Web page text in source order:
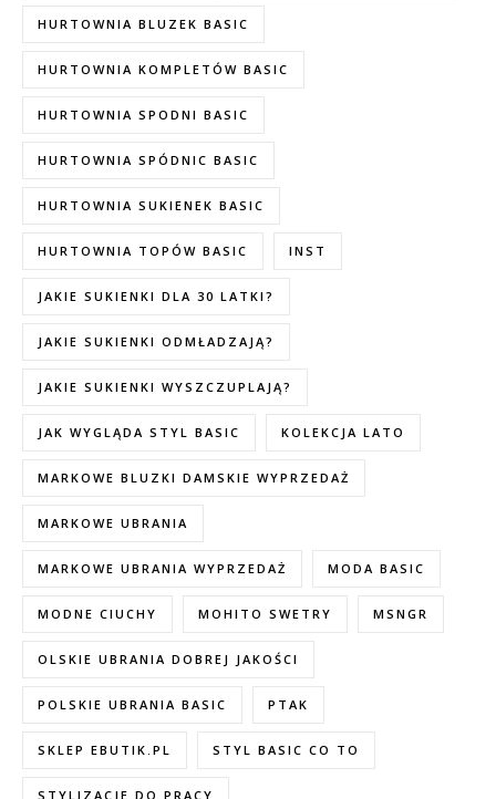
HURTOWNIA BLUZEK BASIC
HURTOWNIA KOMPLETÓW BASIC
HURTOWNIA SPODNI BASIC
HURTOWNIA SPÓDNIC BASIC
HURTOWNIA SUKIENEK BASIC
HURTOWNIA TOPÓW BASIC INST
JAKIE SUKIENKI DLA 30 LATKI?
JAKIE SUKIENKI ODMŁADZAJĄ?
JAKIE SUKIENKI WYSZCZUPLAJĄ?
JAK WYGLĄDA STYL BASIC KOLEKCJA LATO
MARKOWE BLUZKI DAMSKIE WYPRZEDAŻ
MARKOWE UBRANIA
MARKOWE UBRANIA WYPRZEDAŻ MODA BASIC
MODNE CIUCHY MOHITO SWETRY MSNGR
OLSKIE UBRANIA DOBREJ JAKOŚCI
POLSKIE UBRANIA BASIC PTAK
SKLEP EBUTIK.PL STYL BASIC CO TO
STYLIZACJE DO PRACY